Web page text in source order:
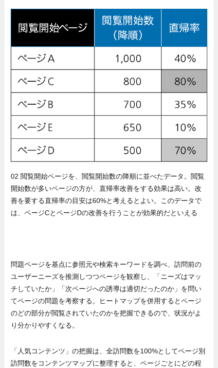
02 閲覧開始ページを、閲覧開始数の降順に並べたデータ。閲覧
開始数が多いページの方が、直帰率改善をする効果は高い。改
善を要する直帰率の目安は60%と考えるとよい。このデータで
は、ページCとページDの改善を行うことが効果的だといえる
問題ページを基点に参照元や検索キーワードを調べ、訪問前の
ユーザーニーズを推測しつつページを観察し、「ニーズはマッ
チしていたか」「次ページへの誘導は適切だったのか」を問い
てページの問題を考察する。ヒートマップを併用するとページ
のどの部分が閲覧されていたのかを把握できるので、状況がよ
り分かりやすくなる。
「人気コンテンツ」の把握は、全訪問数を100%としてページ別
訪問数をコンテンツマップに整理すると、ページごとにどの程